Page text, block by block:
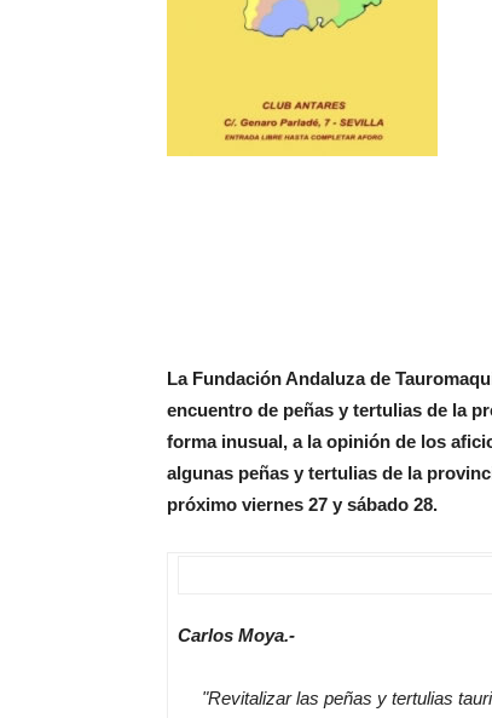
La Fundación Andaluza de
encuentro de peñas y tertulias de la
forma inusual, a la opinión de los
algunas peñas y tertulias de la
próximo viernes 27 y sábado 28.
Carlos Moya.-
"Revitalizar las peñas y tertulias